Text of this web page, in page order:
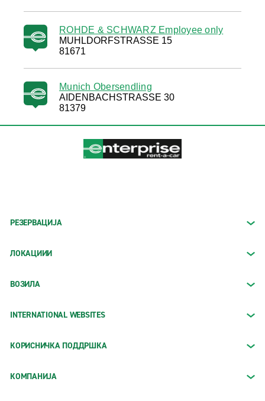
ROHDE & SCHWARZ Employee only
MUHLDORFSTRASSE 15
81671
Munich Obersendling
AIDENBACHSTRASSE 30
81379
РЕЗЕРВАЦИЈА
ЛОКАЦИИИ
ВОЗИЛА
INTERNATIONAL WEBSITES
КОРИСНИЧКА ПОДДРШКА
КОМПАНИЈА